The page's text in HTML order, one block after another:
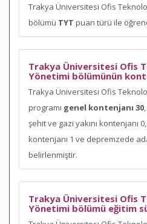
Trakya Üniversitesi Ofis
bölümü TYT puan türü ile
Trakya Üniversitesi Ofis
Yönetimi bölümünün
Trakya Üniversitesi Ofis
programı genel kontenjanı 30
şehit ve gazi yakını kontenjanı
kontenjanı 1 ve depremzede
belirlenmiştir.
Trakya Üniversitesi Ofis
Yönetimi bölümü eğitim